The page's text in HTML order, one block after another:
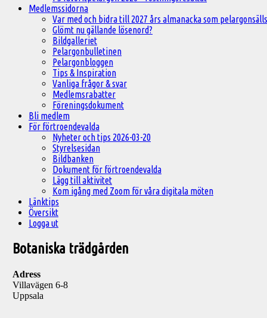
Medlemssidorna
Var med och bidra till 2027 års almanacka som
Glömt nu gällande lösenord?
Bildgalleriet
Pelargonbulletinen
Pelargonbloggen
Tips & Inspiration
Vanliga frågor & svar
Medlemsrabatter
Föreningsdokument
Bli medlem
För förtroendevalda
Nyheter och tips 2026-03-20
Styrelsesidan
Bildbanken
Dokument för förtroendevalda
Lägg till aktivitet
Kom igång med Zoom för våra digitala möten
Länktips
Översikt
Logga ut
Botaniska trädgården
Adress
Villavägen 6-8
Uppsala